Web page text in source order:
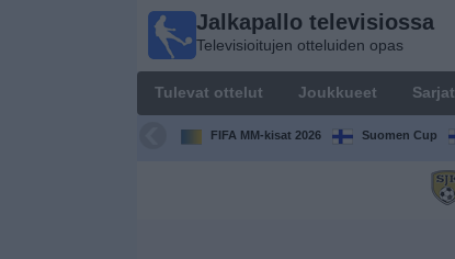
Jalkapallo televisiossa
Televisioitujen otteluiden opas
Tulevat ottelut Joukkueet Sarjat
FIFA MM-kisat 2026 Suomen Cup
Jalkapallo
televisiossa
Televisioitujen
otteluiden opas